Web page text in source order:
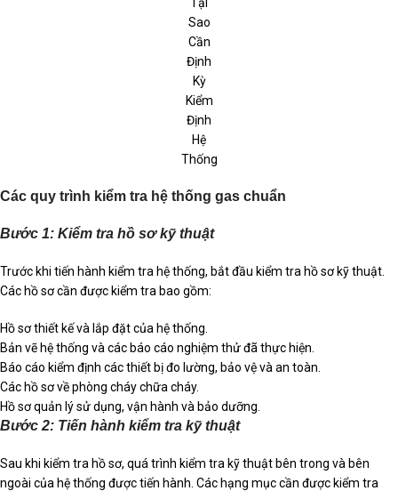
Sao
Cần
Định
Kỳ
Kiểm
Định
Hệ
Thống
Các quy trình kiểm tra hệ thống gas chuẩn
Bước 1: Kiểm tra hồ sơ kỹ thuật
Trước khi tiến hành kiểm tra hệ thống, bắt đầu kiểm tra hồ sơ kỹ thuật.
Các hồ sơ cần được kiểm tra bao gồm:
Hồ sơ thiết kế và lắp đặt của hệ thống.
Bản vẽ hệ thống và các báo cáo nghiệm thử đã thực hiện.
Báo cáo kiểm định các thiết bị đo lường, bảo vệ và an toàn.
Các hồ sơ về phòng cháy chữa cháy.
Hồ sơ quản lý sử dụng, vận hành và bảo dưỡng.
Bước 2: Tiến hành kiểm tra kỹ thuật
Sau khi kiểm tra hồ sơ, quá trình kiểm tra kỹ thuật bên trong và bên
ngoài của hệ thống được tiến hành. Các hạng mục cần được kiểm tra